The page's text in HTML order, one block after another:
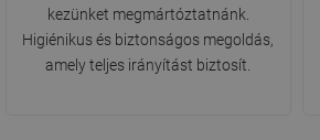
kezünket megmártóztatnánk.
Higiénikus és biztonságos megoldás,
amely teljes irányítást biztosít.